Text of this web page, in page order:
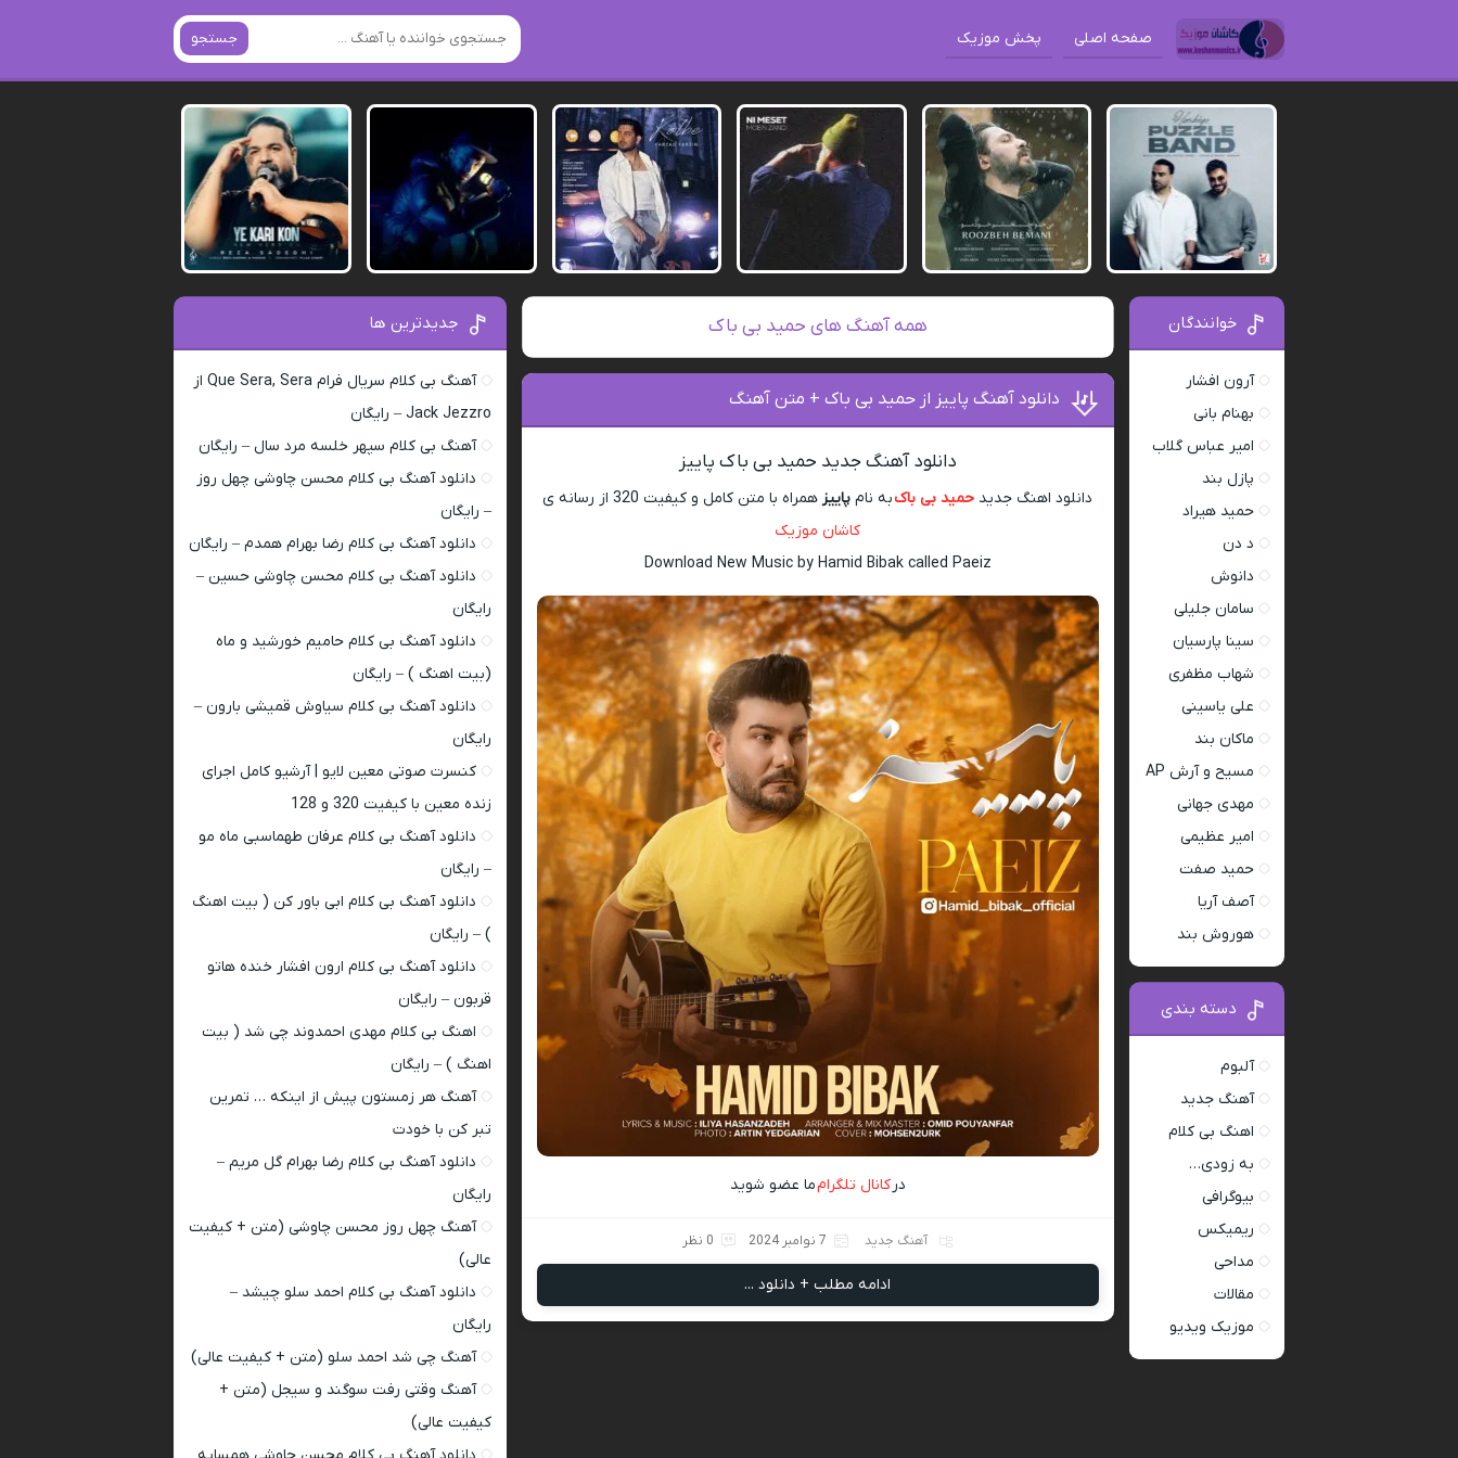
صفحه اصلی پخش موزیک جستجو
همه آهنگ های حمید بی باک
دانلود آهنگ پاییز از حمید بی باک + متن آهنگ
دانلود آهنگ جدید حمید بی باک پاییز
دانلود اهنگ جدید حمید بی باکبه نام پاییزهمراه با متن کامل و کیفیت 320 از رسانه ی
کاشان موزیک
Download New Music by Hamid Bibak called Paeiz
درکانال تلگرامما عضو شوید
آهنگ جدید 7 نوامبر 2024 0 نظر
ادامه مطلب + دانلود ...
خوانندگان
آرون افشار
بهنام بانی
امیر عباس گلاب
پازل بند
حمید هیراد
د دن
دانوش
سامان جلیلی
سینا پارسیان
شهاب مظفری
علی یاسینی
ماکان بند
مسیح و آرش AP
مهدی جهانی
امیر عظیمی
حمید صفت
آصف آریا
هوروش بند
دسته بندی
آلبوم
آهنگ جدید
اهنگ بی کلام
به زودی…
بیوگرافی
ریمیکس
مداحی
مقالات
موزیک ویدیو
جدیدترین ها
آهنگ بی کلام سریال فرام Que Sera, Sera از
Jack Jezzro – رایگان
آهنگ بی کلام سپهر خلسه مرد سال – رایگان
دانلود آهنگ بی کلام محسن چاوشی چهل روز
– رایگان
دانلود آهنگ بی کلام رضا بهرام همدم – رایگان
دانلود آهنگ بی کلام محسن چاوشی حسین –
رایگان
دانلود آهنگ بی کلام حامیم خورشید و ماه
(بیت اهنگ ) – رایگان
دانلود آهنگ بی کلام سیاوش قمیشی بارون –
رایگان
کنسرت صوتی معین لایو | آرشیو کامل اجرای
زنده معین با کیفیت 320 و 128
دانلود آهنگ بی کلام عرفان طهماسبی ماه مو
– رایگان
دانلود آهنگ بی کلام ابی باور کن ( بیت اهنگ
) – رایگان
دانلود آهنگ بی کلام ارون افشار خنده هاتو
قربون – رایگان
اهنگ بی کلام مهدی احمدوند چی شد ( بیت
اهنگ ) – رایگان
آهنگ هر زمستون پیش از اینکه … تمرین
تبر کن با خودت
دانلود آهنگ بی کلام رضا بهرام گل مریم –
رایگان
آهنگ چهل روز محسن چاوشی (متن + کیفیت
عالی)
دانلود آهنگ بی کلام احمد سلو چیشد –
رایگان
آهنگ چی شد احمد سلو (متن + کیفیت عالی)
آهنگ وقتی رفت سوگند و سیجل (متن +
کیفیت عالی)